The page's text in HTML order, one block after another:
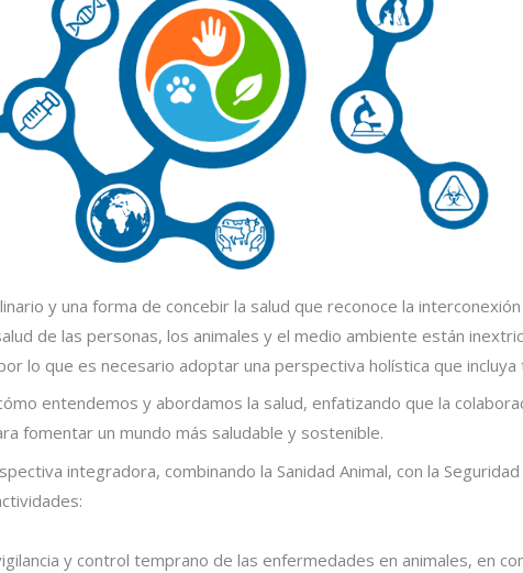
y una forma de concebir la salud que reconoce la
de las personas, los animales y el medio ambiente están
lo que es necesario adoptar una perspectiva holística que
entendemos y abordamos la salud, enfatizando que la
fomentar un mundo más saludable y sostenible.
integradora, combinando la Sanidad Animal, con la
y control temprano de las enfermedades en animales, en